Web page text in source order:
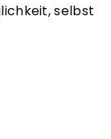
selbst